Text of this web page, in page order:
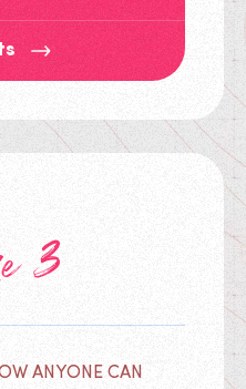
3
ANYONE CAN